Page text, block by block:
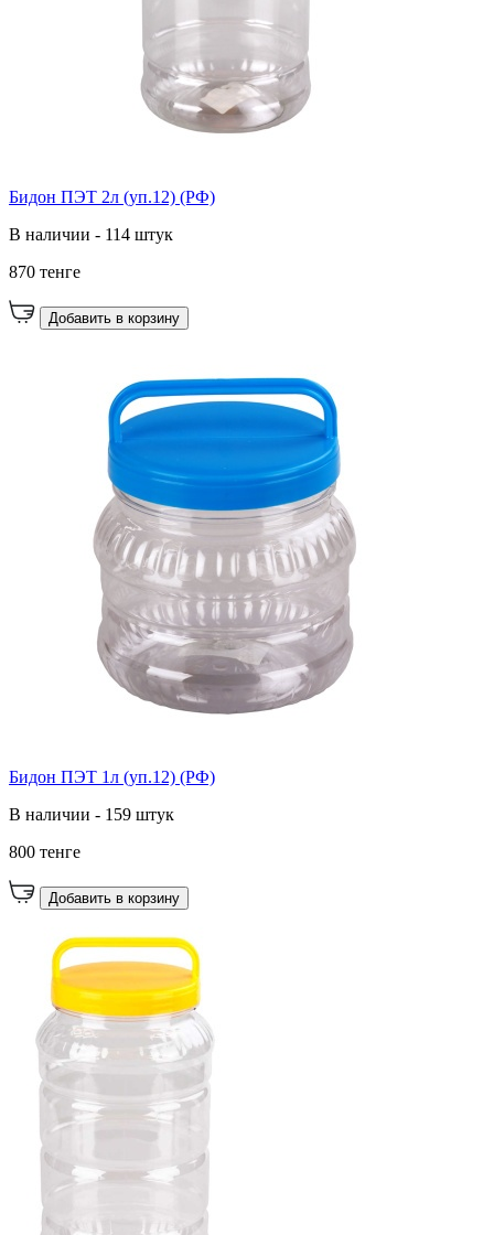
Бидон ПЭТ 2л (уп.12) (РФ)
В наличии - 114 штук
870 тенге
Добавить в корзину
Бидон ПЭТ 1л (уп.12) (РФ)
В наличии - 159 штук
800 тенге
Добавить в корзину